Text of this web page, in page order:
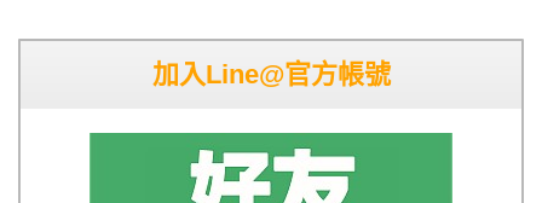
加入Line@官方帳號